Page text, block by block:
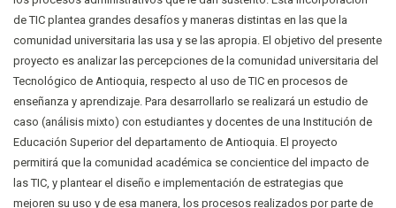
de TIC plantea grandes desafíos y maneras distintas en las que la
comunidad universitaria las usa y se las apropia. El objetivo del presente
proyecto es analizar las percepciones de la comunidad universitaria del
Tecnológico de Antioquia, respecto al uso de TIC en procesos de
enseñanza y aprendizaje. Para desarrollarlo se realizará un estudio de
caso (análisis mixto) con estudiantes y docentes de una Institución de
Educación Superior del departamento de Antioquia. El proyecto
permitirá que la comunidad académica se concientice del impacto de
las TIC, y plantear el diseño e implementación de estrategias que
mejoren su uso y de esa manera, los procesos realizados por parte de